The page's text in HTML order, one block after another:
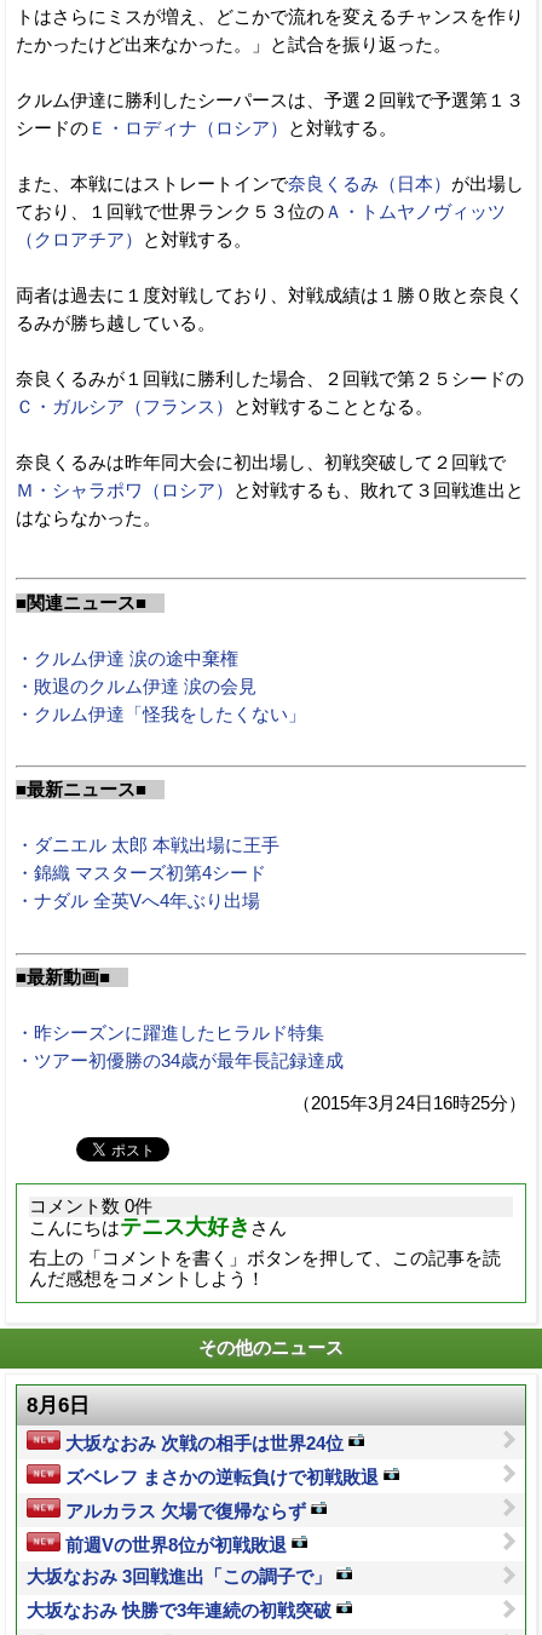
トはさらにミスが増え、どこかで流れを変えるチャンスを作り
たかったけど出来なかった。」と試合を振り返った。
クルム伊達に勝利したシーパースは、予選２回戦で予選第１３
シードの Ｅ・ロディナ（ロシア） と対戦する。
また、本戦にはストレートインで奈良くるみ（日本） が出場し
ており、１回戦で世界ランク５３位のＡ・トムヤノヴィッツ
（クロアチア）
と対戦する。
両者は過去に１度対戦しており、対戦成績は１勝０敗と奈良く
るみが勝ち越している。
奈良くるみが１回戦に勝利した場合、２回戦で第２５シードの
Ｃ・ガルシア（フランス）
と対戦することとなる。
奈良くるみは昨年同大会に初出場し、初戦突破して２回戦で
Ｍ・シャラポワ（ロシア）
と対戦するも、敗れて３回戦進出と
はならなかった。
■関連ニュース■
・クルム伊達 涙の途中棄権
・敗退のクルム伊達 涙の会見
・クルム伊達「怪我をしたくない」
■最新ニュース■
・ダニエル 太郎 本戦出場に王手
・錦織 マスターズ初第4シード
・ナダル 全英Vへ4年ぶり出場
■最新動画■
・昨シーズンに躍進したヒラルド特集
・ツアー初優勝の34歳が最年長記録達成
（2015年3月24日16時25分）
コメント数 0件
こんにちはテニス大好き さん
右上の「コメントを書く」ボタンを押して、この記事を読
んだ感想をコメントしよう！
その他のニュース
8月6日
大坂なおみ 次戦の相手は世界24位
ズベレフ まさかの逆転負けで初戦敗退
アルカラス 欠場で復帰ならず
前週Vの世界8位が初戦敗退
大坂なおみ 3回戦進出「この調子で」
大坂なおみ 快勝で3年連続の初戦突破